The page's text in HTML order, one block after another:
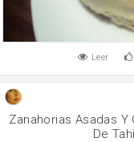
Leer
Zanahorias Asadas
De